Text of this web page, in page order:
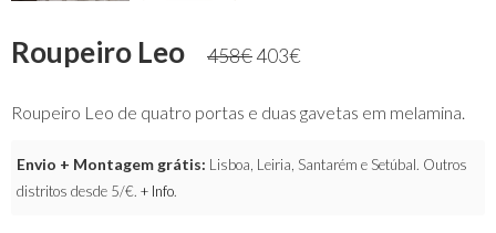
Roupeiro Leo 458€403€
Roupeiro Leo de quatro portas e duas gavetas em melamina.
Envio + Montagem grátis: Lisboa, Leiria, Santarém e Setúbal. Outros
distritos desde 5/€. + Info.